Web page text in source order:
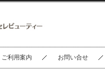
ご利用案内 お問い合せ